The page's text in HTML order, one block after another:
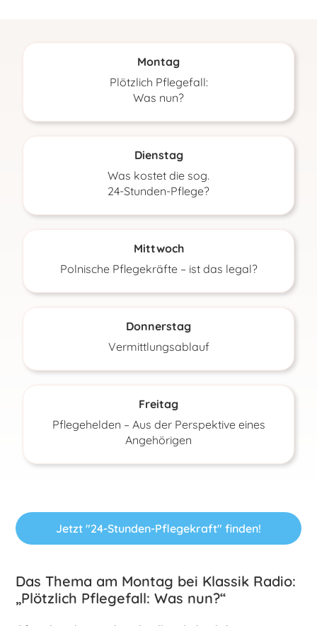
Montag
Plötzlich Pflegefall:
Was nun?
Dienstag
Was kostet die sog.
24-Stunden-Pflege?
Mittwoch
Polnische Pflegekräfte – ist das legal?
Donnerstag
Vermittlungsablauf
Freitag
Pflegehelden – Aus der Perspektive eines
Angehörigen
Jetzt "24-Stunden-Pflegekraft" finden!
Das Thema am Montag bei Klassik Radio:
„Plötzlich Pflegefall: Was nun?“